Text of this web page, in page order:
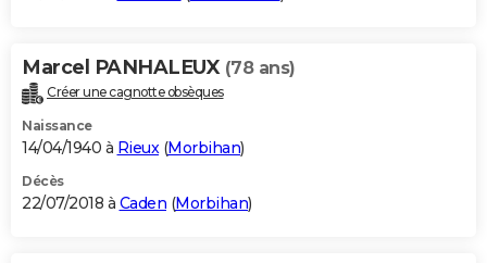
Marcel PANHALEUX (78 ans)
Créer une cagnotte obsèques
Naissance
14/04/1940 à Rieux(Morbihan)
Décès
22/07/2018 à Caden (Morbihan)